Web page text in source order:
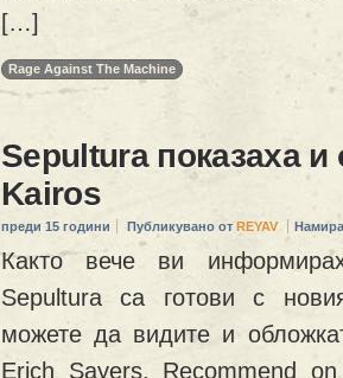
[…]
Rage Against The Machine
Sepultura показаха и
Kairos
преди 15 години Публикувано от REYAV
Както вече ви
Sepultura са готови с
можете да видите и
Erich Sayers. Recommend